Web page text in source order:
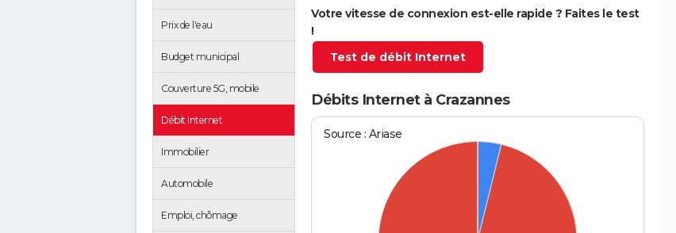
Prix de l'eau
Budget municipal
Couverture 5G, mobile
Débit Internet
Immobilier
Automobile
Emploi, chômage
Votre vitesse de connexion est-elle rapide ? Faites le test
!
Test de débit Internet
Débits Internet à Crazannes
Source : Ariase